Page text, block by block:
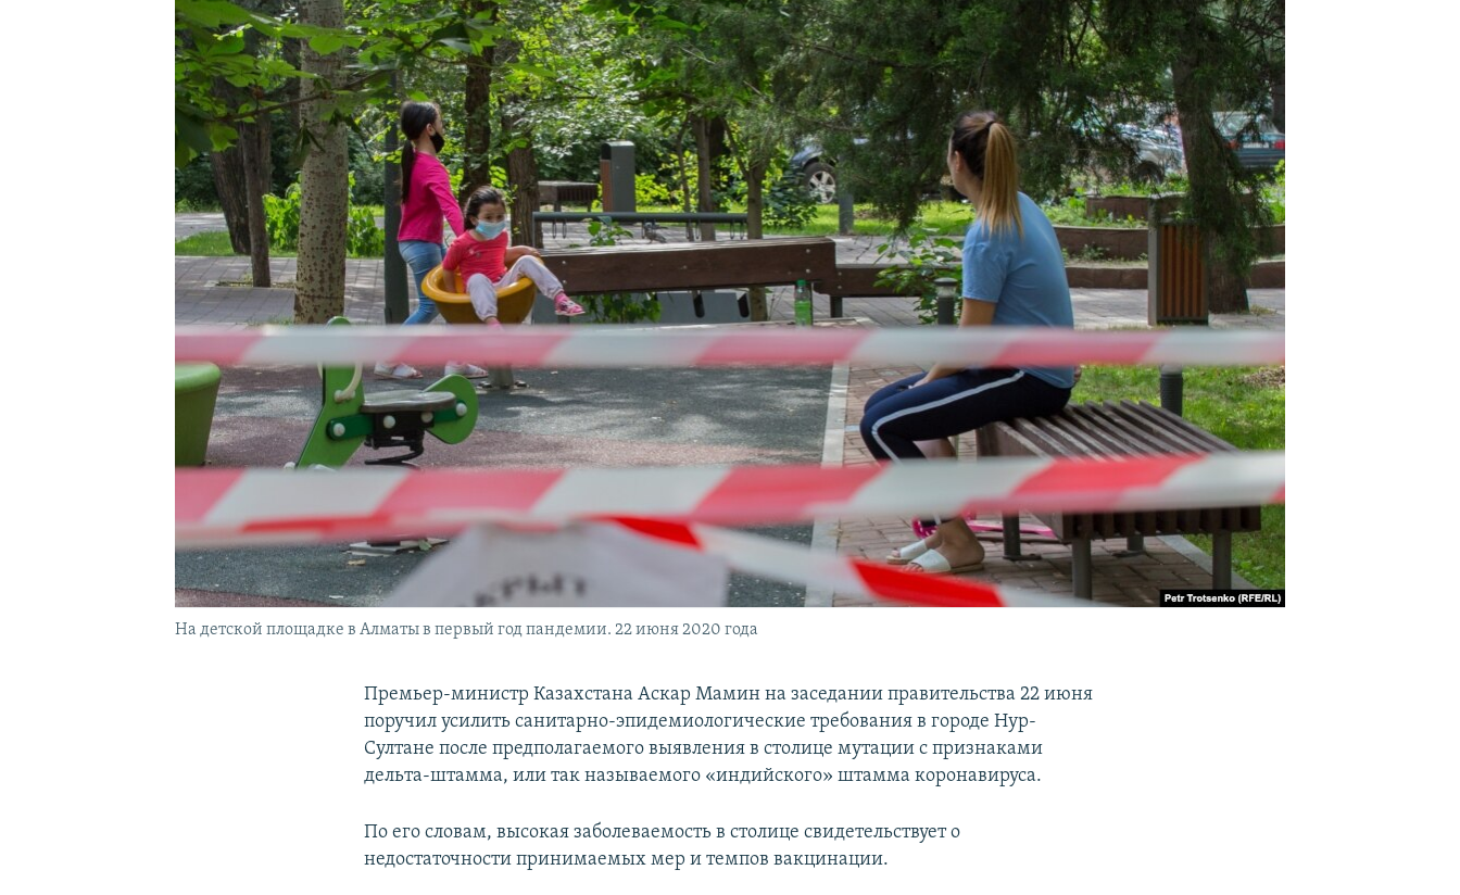
На детской площадке в Алматы в первый год пандемии. 22 июня 2020 года
Премьер-министр Казахстана Аскар Мамин на заседании правительства 22 июня
поручил усилить санитарно-эпидемиологические требования в городе Нур-
Султане после предполагаемого выявления в столице мутации с признаками
дельта-штамма, или так называемого «индийского» штамма коронавируса.
По его словам, высокая заболеваемость в столице свидетельствует о
недостаточности принимаемых мер и темпов вакцинации.